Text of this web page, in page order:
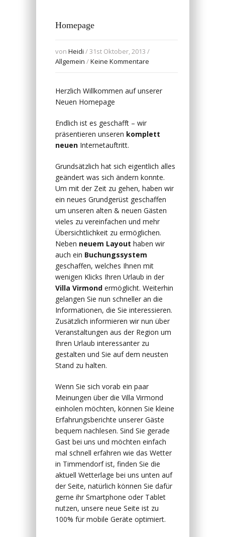
Homepage
von Heidi / 31st Oktober, 2013 /
Allgemein /Keine Kommentare
Herzlich Willkommen auf unserer
Neuen Homepage
Endlich ist es geschafft – wir
präsentieren unseren komplett
neuen Internetauftritt.
Grundsätzlich hat sich eigentlich alles
geändert was sich ändern konnte.
Um mit der Zeit zu gehen, haben wir
ein neues Grundgerüst geschaffen
um unseren alten & neuen Gästen
vieles zu vereinfachen und mehr
Übersichtlichkeit zu ermöglichen.
Neben neuem Layout haben wir
auch ein Buchungssystem
geschaffen, welches Ihnen mit
wenigen Klicks Ihren Urlaub in der
Villa Virmond ermöglicht. Weiterhin
gelangen Sie nun schneller an die
Informationen, die Sie interessieren.
Zusätzlich informieren wir nun über
Veranstaltungen aus der Region um
Ihren Urlaub interessanter zu
gestalten und Sie auf dem neusten
Stand zu halten.
Wenn Sie sich vorab ein paar
Meinungen über die Villa Virmond
einholen möchten, können Sie kleine
Erfahrungsberichte unserer Gäste
bequem nachlesen. Sind Sie gerade
Gast bei uns und möchten einfach
mal schnell erfahren wie das Wetter
in Timmendorf ist, finden Sie die
aktuell Wetterlage bei uns unten auf
der Seite, natürlich können Sie dafür
gerne ihr Smartphone oder Tablet
nutzen, unsere neue Seite ist zu
100% für mobile Geräte optimiert.